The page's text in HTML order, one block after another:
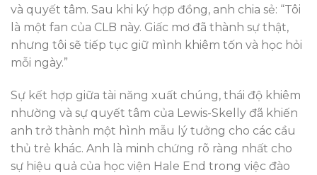
và quyết tâm. Sau khi ký hợp đồng, anh chia sẻ: “Tôi
là một fan của CLB này. Giấc mơ đã thành sự thật,
nhưng tôi sẽ tiếp tục giữ mình khiêm tốn và học hỏi
mỗi ngày.”
Sự kết hợp giữa tài năng xuất chúng, thái độ khiêm
nhường và sự quyết tâm của Lewis-Skelly đã khiến
anh trở thành một hình mẫu lý tưởng cho các cầu
thủ trẻ khác. Anh là minh chứng rõ ràng nhất cho
sự hiệu quả của học viện Hale End trong việc đào